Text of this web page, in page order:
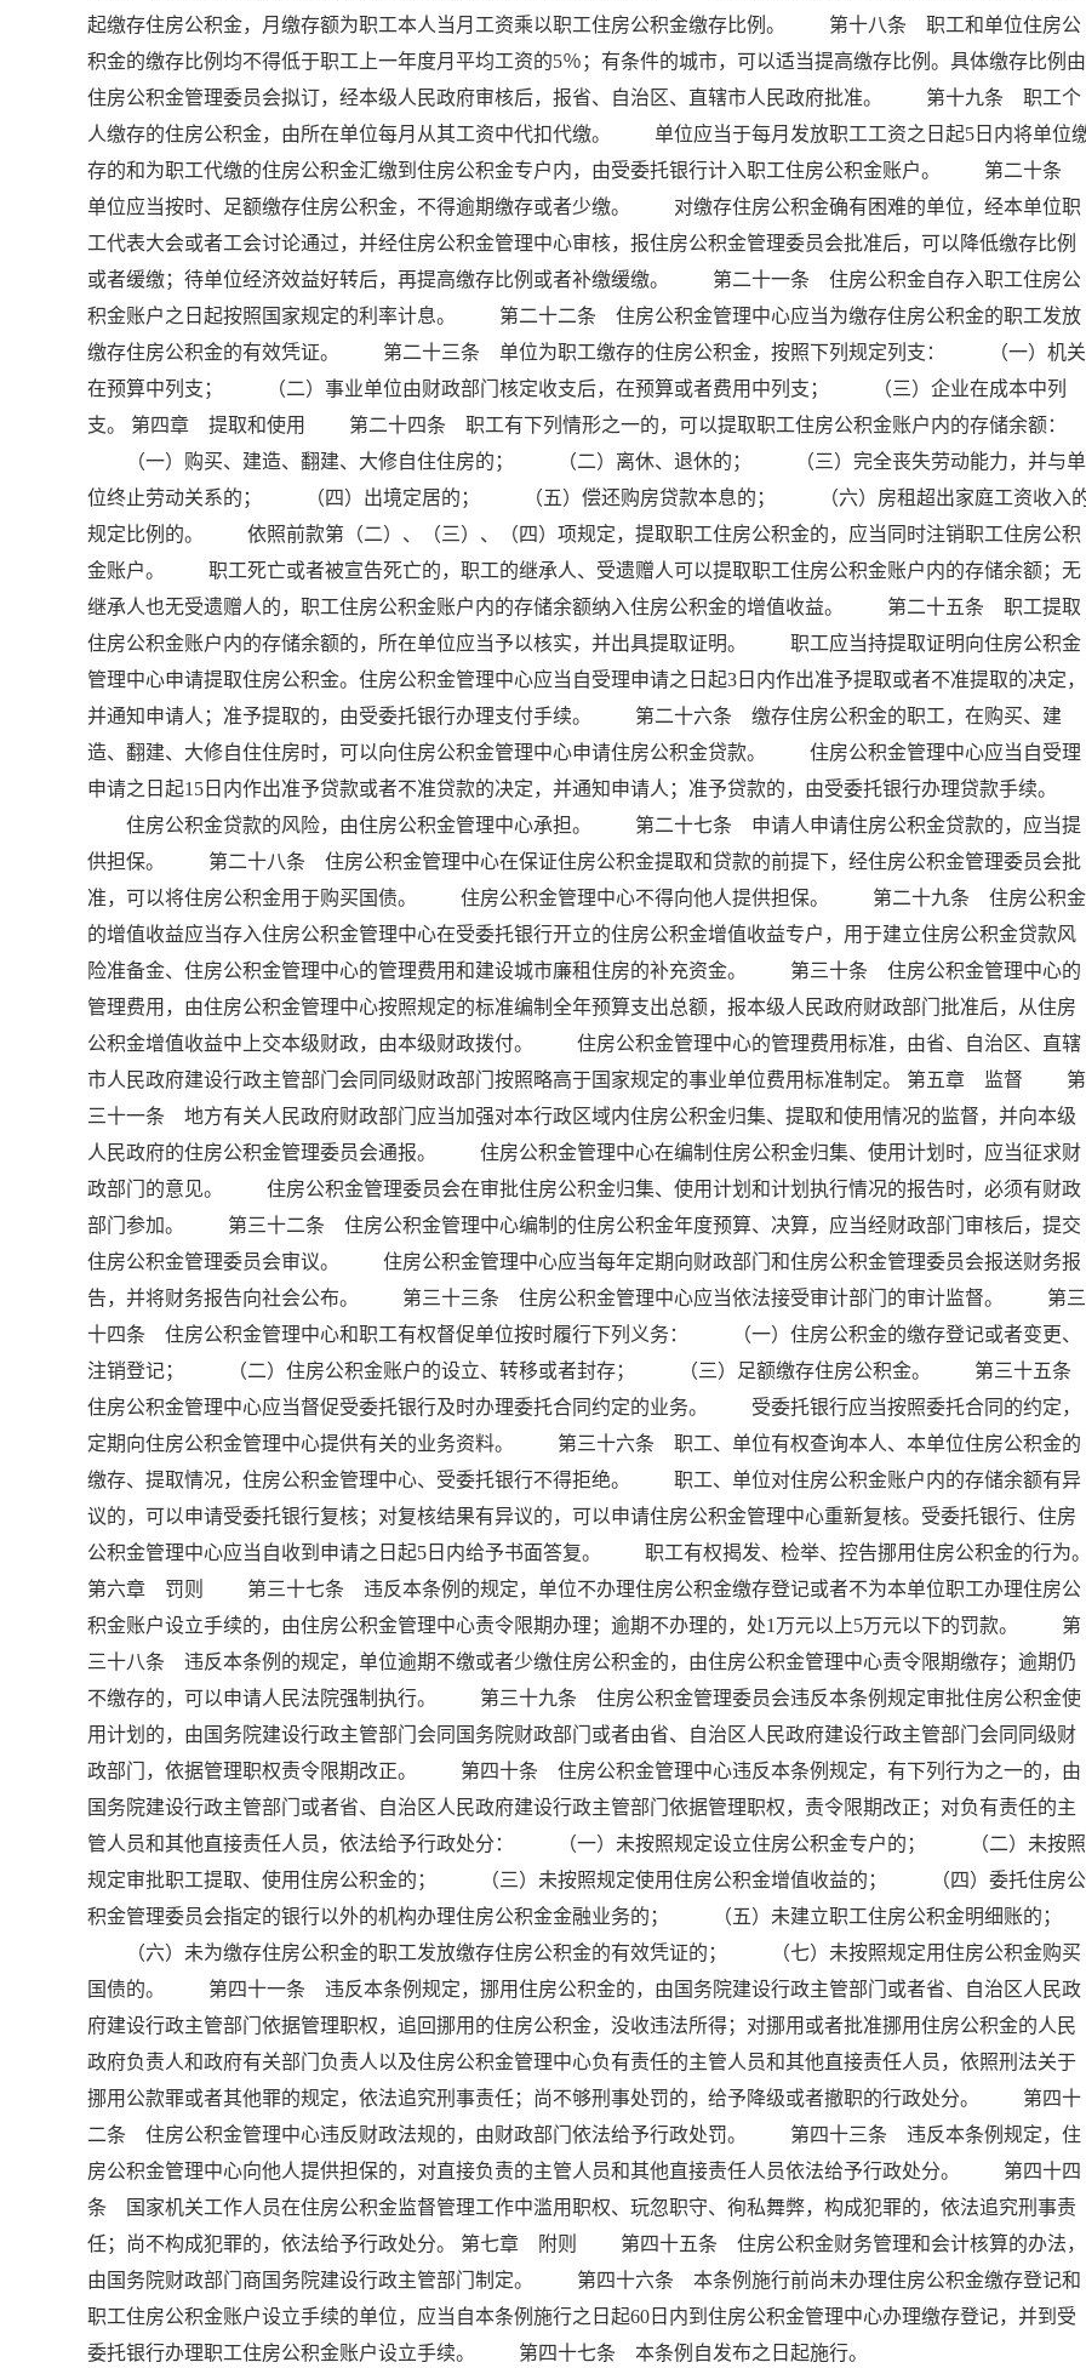
起缴存住房公积金，月缴存额为职工本人当月工资乘以职工住房公积金缴存比例。 第十八条 职工和单位住房公
积金的缴存比例均不得低于职工上一年度月平均工资的5％；有条件的城市，可以适当提高缴存比例。具体缴存比例由
住房公积金管理委员会拟订，经本级人民政府审核后，报省、自治区、直辖市人民政府批准。 第十九条 职工个
人缴存的住房公积金，由所在单位每月从其工资中代扣代缴。 单位应当于每月发放职工工资之日起5日内将单位
存的和为职工代缴的住房公积金汇缴到住房公积金专户内，由受委托银行计入职工住房公积金账户。 第二十条
单位应当按时、足额缴存住房公积金，不得逾期缴存或者少缴。 对缴存住房公积金确有困难的单位，经本单位职
工代表大会或者工会讨论通过，并经住房公积金管理中心审核，报住房公积金管理委员会批准后，可以降低缴存比例
或者缓缴；待单位经济效益好转后，再提高缴存比例或者补缴缓缴。 第二十一条 住房公积金自存入职工住房公
积金账户之日起按照国家规定的利率计息。 第二十二条 住房公积金管理中心应当为缴存住房公积金的职工发放
缴存住房公积金的有效凭证。 第二十三条 单位为职工缴存的住房公积金，按照下列规定列支： （一）机关
在预算中列支； （二）事业单位由财政部门核定收支后，在预算或者费用中列支； （三）企业在成本中列
支。 第四章 提取和使用 第二十四条 职工有下列情形之一的，可以提取职工住房公积金账户内的存储余额：
（一）购买、建造、翻建、大修自住住房的； （二）离休、退休的； （三）完全丧失劳动能力，并与单
位终止劳动关系的； （四）出境定居的； （五）偿还购房贷款本息的； （六）房租超出家庭工资收入
规定比例的。 依照前款第（二）、（三）、（四）项规定，提取职工住房公积金的，应当同时注销职工住房公积
金账户。 职工死亡或者被宣告死亡的，职工的继承人、受遗赠人可以提取职工住房公积金账户内的存储余额；无
继承人也无受遗赠人的，职工住房公积金账户内的存储余额纳入住房公积金的增值收益。 第二十五条 职工提取
住房公积金账户内的存储余额的，所在单位应当予以核实，并出具提取证明。 职工应当持提取证明向住房公积金
管理中心申请提取住房公积金。住房公积金管理中心应当自受理申请之日起3日内作出准予提取或者不准提取的决定，
并通知申请人；准予提取的，由受委托银行办理支付手续。 第二十六条 缴存住房公积金的职工，在购买、建
造、翻建、大修自住住房时，可以向住房公积金管理中心申请住房公积金贷款。 住房公积金管理中心应当自受理
申请之日起15日内作出准予贷款或者不准贷款的决定，并通知申请人；准予贷款的，由受委托银行办理贷款手续。
住房公积金贷款的风险，由住房公积金管理中心承担。 第二十七条 申请人申请住房公积金贷款的，应当提
供担保。 第二十八条 住房公积金管理中心在保证住房公积金提取和贷款的前提下，经住房公积金管理委员会批
准，可以将住房公积金用于购买国债。 住房公积金管理中心不得向他人提供担保。 第二十九条 住房公积金
的增值收益应当存入住房公积金管理中心在受委托银行开立的住房公积金增值收益专户，用于建立住房公积金贷款风
险准备金、住房公积金管理中心的管理费用和建设城市廉租住房的补充资金。 第三十条 住房公积金管理中心的
管理费用，由住房公积金管理中心按照规定的标准编制全年预算支出总额，报本级人民政府财政部门批准后，从住房
公积金增值收益中上交本级财政，由本级财政拨付。 住房公积金管理中心的管理费用标准，由省、自治区、直辖
市人民政府建设行政主管部门会同同级财政部门按照略高于国家规定的事业单位费用标准制定。 第五章 监督 第
三十一条 地方有关人民政府财政部门应当加强对本行政区域内住房公积金归集、提取和使用情况的监督，并向本级
人民政府的住房公积金管理委员会通报。 住房公积金管理中心在编制住房公积金归集、使用计划时，应当征求财
政部门的意见。 住房公积金管理委员会在审批住房公积金归集、使用计划和计划执行情况的报告时，必须有财政
部门参加。 第三十二条 住房公积金管理中心编制的住房公积金年度预算、决算，应当经财政部门审核后，提交
住房公积金管理委员会审议。 住房公积金管理中心应当每年定期向财政部门和住房公积金管理委员会报送财务报
告，并将财务报告向社会公布。 第三十三条 住房公积金管理中心应当依法接受审计部门的审计监督。 第三
十四条 住房公积金管理中心和职工有权督促单位按时履行下列义务： （一）住房公积金的缴存登记或者变更、
注销登记； （二）住房公积金账户的设立、转移或者封存； （三）足额缴存住房公积金。 第三十五
住房公积金管理中心应当督促受委托银行及时办理委托合同约定的业务。 受委托银行应当按照委托合同的约定，
定期向住房公积金管理中心提供有关的业务资料。 第三十六条 职工、单位有权查询本人、本单位住房公积金的
缴存、提取情况，住房公积金管理中心、受委托银行不得拒绝。 职工、单位对住房公积金账户内的存储余额有异
议的，可以申请受委托银行复核；对复核结果有异议的，可以申请住房公积金管理中心重新复核。受委托银行、住房
公积金管理中心应当自收到申请之日起5日内给予书面答复。 职工有权揭发、检举、控告挪用住房公积金的行为
第六章 罚则 第三十七条 违反本条例的规定，单位不办理住房公积金缴存登记或者不为本单位职工办理住房公
积金账户设立手续的，由住房公积金管理中心责令限期办理；逾期不办理的，处1万元以上5万元以下的罚款。 第
三十八条 违反本条例的规定，单位逾期不缴或者少缴住房公积金的，由住房公积金管理中心责令限期缴存；逾期仍
不缴存的，可以申请人民法院强制执行。 第三十九条 住房公积金管理委员会违反本条例规定审批住房公积金使
用计划的，由国务院建设行政主管部门会同国务院财政部门或者由省、自治区人民政府建设行政主管部门会同同级财
政部门，依据管理职权责令限期改正。 第四十条 住房公积金管理中心违反本条例规定，有下列行为之一的，由
国务院建设行政主管部门或者省、自治区人民政府建设行政主管部门依据管理职权，责令限期改正；对负有责任的主
管人员和其他直接责任人员，依法给予行政处分： （一）未按照规定设立住房公积金专户的； （二）未按照
规定审批职工提取、使用住房公积金的； （三）未按照规定使用住房公积金增值收益的； （四）委托住房公
积金管理委员会指定的银行以外的机构办理住房公积金金融业务的； （五）未建立职工住房公积金明细账的；
（六）未为缴存住房公积金的职工发放缴存住房公积金的有效凭证的； （七）未按照规定用住房公积金购买
国债的。 第四十一条 违反本条例规定，挪用住房公积金的，由国务院建设行政主管部门或者省、自治区人民政
府建设行政主管部门依据管理职权，追回挪用的住房公积金，没收违法所得；对挪用或者批准挪用住房公积金的人民
政府负责人和政府有关部门负责人以及住房公积金管理中心负有责任的主管人员和其他直接责任人员，依照刑法关于
挪用公款罪或者其他罪的规定，依法追究刑事责任；尚不够刑事处罚的，给予降级或者撤职的行政处分。 第四十
二条 住房公积金管理中心违反财政法规的，由财政部门依法给予行政处罚。 第四十三条 违反本条例规定，住
房公积金管理中心向他人提供担保的，对直接负责的主管人员和其他直接责任人员依法给予行政处分。 第四十四
条 国家机关工作人员在住房公积金监督管理工作中滥用职权、玩忽职守、徇私舞弊，构成犯罪的，依法追究刑事责
任；尚不构成犯罪的，依法给予行政处分。 第七章 附则 第四十五条 住房公积金财务管理和会计核算的办法，
由国务院财政部门商国务院建设行政主管部门制定。 第四十六条 本条例施行前尚未办理住房公积金缴存登记和
职工住房公积金账户设立手续的单位，应当自本条例施行之日起60日内到住房公积金管理中心办理缴存登记，并到受
委托银行办理职工住房公积金账户设立手续。 第四十七条 本条例自发布之日起施行。